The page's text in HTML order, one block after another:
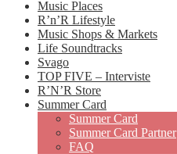
Music Places
R’n’R Lifestyle
Music Shops & Markets
Life Soundtracks
Svago
TOP FIVE – Interviste
R’N’R Store
Summer Card
Summer Card
Summer Card Partner
FAQ